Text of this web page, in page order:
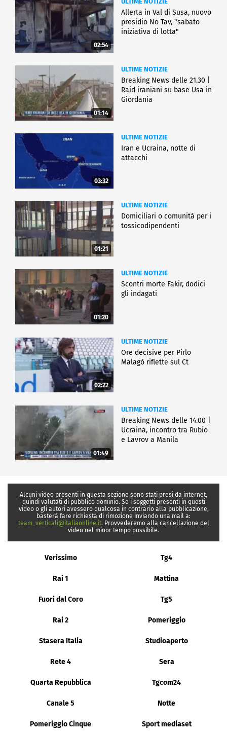
02:54
Allerta in Val di Susa, nuovo
presidio No Tav, "sabato
iniziativa di lotta"
01:14
ULTIME NOTIZIE
Breaking News delle 21.30 |
Raid iraniani su base Usa in
Giordania
03:32
ULTIME NOTIZIE
Iran e Ucraina, notte di
attacchi
01:21
ULTIME NOTIZIE
Domiciliari o comunità per i
tossicodipendenti
01:20
ULTIME NOTIZIE
Scontri morte Fakir, dodici
gli indagati
02:22
ULTIME NOTIZIE
Ore decisive per Pirlo
Malagò riflette sul Ct
01:49
ULTIME NOTIZIE
Breaking News delle 14.00 |
Ucraina, incontro tra Rubio
e Lavrov a Manila
Alcuni video presenti in questa sezione sono stati presi da internet,
quindi valutati di pubblico dominio. Se i soggetti presenti in questi
video o gli autori avessero qualcosa in contrario alla pubblicazione,
basterà fare richiesta di rimozione inviando una mail a:
team_verticali@italiaonline.it. Provvederemo alla cancellazione del
video nel minor tempo possibile.
Verissimo Tg4
Rai 1 Mattina
Fuori dal Coro Tg5
Rai 2 Pomeriggio
Stasera Italia Studioaperto
Rete 4 Sera
Quarta Repubblica Tgcom24
Canale 5 Notte
Pomeriggio Cinque Sport mediaset